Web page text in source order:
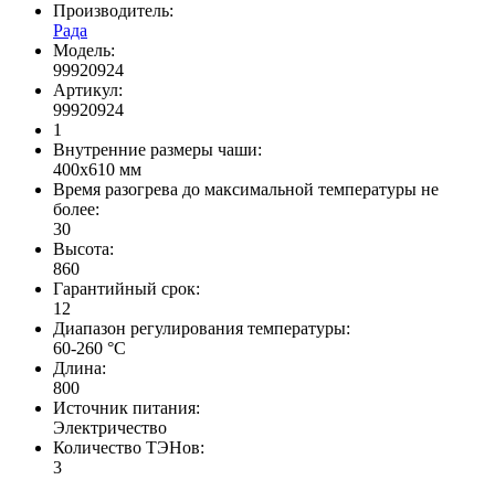
Производитель:
Рада
Модель:
99920924
Артикул:
99920924
1
Внутренние размеры чаши:
400х610 мм
Время разогрева до максимальной температуры не
более:
30
Высота:
860
Гарантийный срок:
12
Диапазон регулирования температуры:
60-260 °С
Длина:
800
Источник питания:
Электричество
Количество ТЭНов:
3